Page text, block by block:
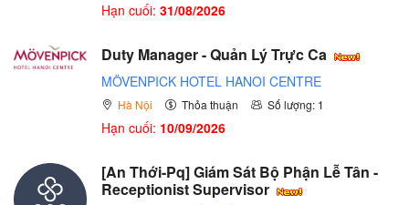
Hạn cuối: 31/08/2026
Duty Manager - Quản Lý Trực Ca
MÖVENPICK HOTEL HANOI CENTRE
Hà Nội Thỏa thuận Số lượng: 1
Hạn cuối: 10/09/2026
[An Thới-Pq] Giám Sát Bộ Phận Lễ Tân -
Receptionist Supervisor